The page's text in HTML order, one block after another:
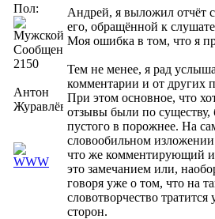
Пол:
Сообщений:
2150
Антон
Журавлёв
Андрей, я выложил отчёт
его, обращённой к
Моя ошибка в том, что я
Тем не менее, я рад
комментарии и от других
При этом основное, что
отзывы были по существу,
пустого в порожнее. На
словообильном
что же комментирующий
это замечанием или,
говоря уже о том, что на
словотворчество
сторон.